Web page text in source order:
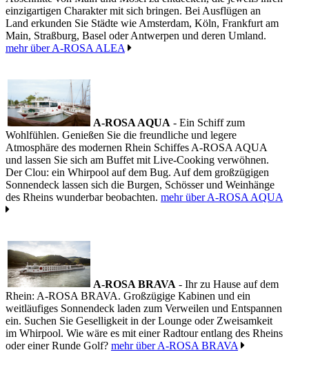
einzigartigen Charakter mit sich bringen. Bei Ausflügen an
Land erkunden Sie Städte wie Amsterdam, Köln, Frankfurt am
Main, Straßburg, Basel oder Antwerpen und deren Umland.
mehr über A-ROSA ALEA
A-ROSA AQUA - Ein Schiff zum
Wohlfühlen. Genießen Sie die freundliche und legere
Atmosphäre des modernen Rhein Schiffes A-ROSA AQUA
und lassen Sie sich am Buffet mit Live-Cooking verwöhnen.
Der Clou: ein Whirpool auf dem Bug. Auf dem großzügigen
Sonnendeck lassen sich die Burgen, Schösser und Weinhänge
des Rheins wunderbar beobachten. mehr über A-ROSA AQUA
A-ROSA BRAVA - Ihr zu Hause auf dem
Rhein: A-ROSA BRAVA. Großzügige Kabinen und ein
weitläufiges Sonnendeck laden zum Verweilen und Entspannen
ein. Suchen Sie Geselligkeit in der Lounge oder Zweisamkeit
im Whirpool. Wie wäre es mit einer Radtour entlang des Rheins
oder einer Runde Golf? mehr über A-ROSA BRAVA